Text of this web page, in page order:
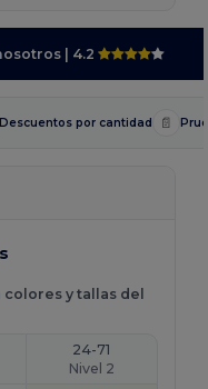
| 4.2
Descuentos por cantidad 📄
y tallas del
24-71
Nivel 2